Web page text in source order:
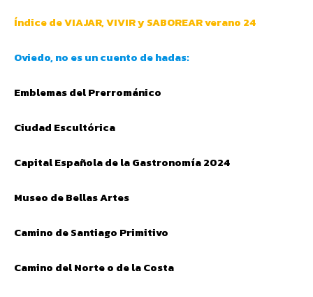
Índice de VIAJAR, VIVIR y SABOREAR verano 24
Oviedo, no es un cuento de hadas:
Emblemas del Prerrománico
Ciudad Escultórica
Capital Española de la Gastronomía 2024
Museo de Bellas Artes
Camino de Santiago Primitivo
Camino del Norte o de la Costa